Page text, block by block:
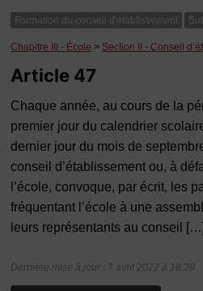
Formation du conseil d'établissement
Chapitre III - École > Section II - Conseil
Article 47
Chaque année, au cours de la
premier jour du calendrier
dernier jour du mois de
conseil d’établissement ou, à
l’école, convoque, par écrit, les
fréquentant l’école à une
leurs représentants au conseil […]
Dernière mise à jour : 7 avril 2022 à 16:28